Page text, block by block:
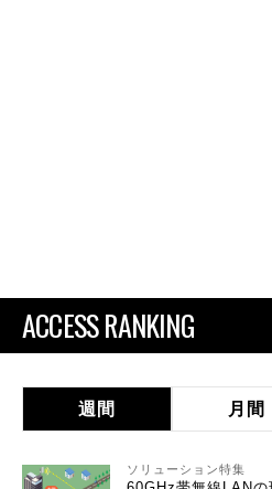
ACCESS RANKING
週間 月間
ソリューション特集